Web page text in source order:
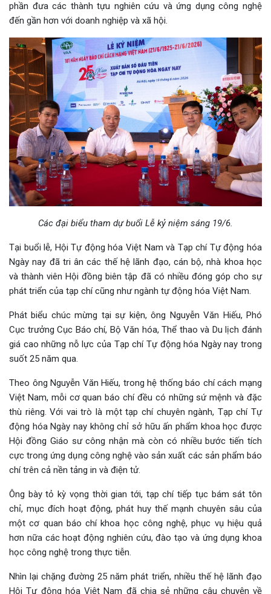
phần đưa các thành tựu nghiên cứu và ứng dụng công nghệ
đến gần hơn với doanh nghiệp và xã hội.
Các đại biểu tham dự buổi Lễ kỷ niệm sáng 19/6.
Tại buổi lễ, Hội Tự động hóa Việt Nam và Tạp chí Tự động hóa
Ngày nay đã tri ân các thế hệ lãnh đạo, cán bộ, nhà khoa học
và thành viên Hội đồng biên tập đã có nhiều đóng góp cho sự
phát triển của tạp chí cũng như ngành tự động hóa Việt Nam.
Phát biểu chúc mừng tại sự kiện, ông Nguyễn Văn Hiếu, Phó
Cục trưởng Cục Báo chí, Bộ Văn hóa, Thể thao và Du lịch đánh
giá cao những nỗ lực của Tạp chí Tự động hóa Ngày nay trong
suốt 25 năm qua.
Theo ông Nguyễn Văn Hiếu, trong hệ thống báo chí cách mạng
Việt Nam, mỗi cơ quan báo chí đều có những sứ mệnh và đặc
thù riêng. Với vai trò là một tạp chí chuyên ngành, Tạp chí Tự
động hóa Ngày nay không chỉ sở hữu ấn phẩm khoa học được
Hội đồng Giáo sư công nhận mà còn có nhiều bước tiến tích
cực trong ứng dụng công nghệ vào sản xuất các sản phẩm báo
chí trên cả nền tảng in và điện tử.
Ông bày tỏ kỳ vọng thời gian tới, tạp chí tiếp tục bám sát tôn
chỉ, mục đích hoạt động, phát huy thế mạnh chuyên sâu của
một cơ quan báo chí khoa học công nghệ, phục vụ hiệu quả
hơn nữa các hoạt động nghiên cứu, đào tạo và ứng dụng khoa
học công nghệ trong thực tiễn.
Nhìn lại chặng đường 25 năm phát triển, nhiều thế hệ lãnh đạo
Hội Tự động hóa Việt Nam đã chia sẻ những câu chuyện về